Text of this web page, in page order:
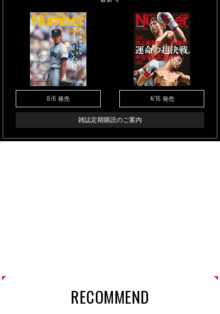
8/6 発売 4/16 発売
雑誌定期購読のご案内
RECOMMEND